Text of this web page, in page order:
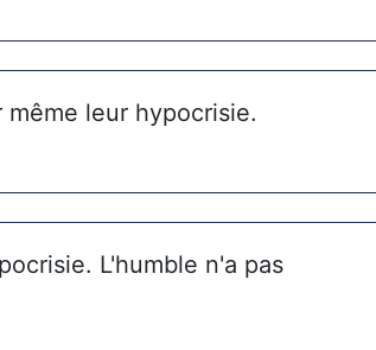
leur hypocrisie.
L'humble n'a pas